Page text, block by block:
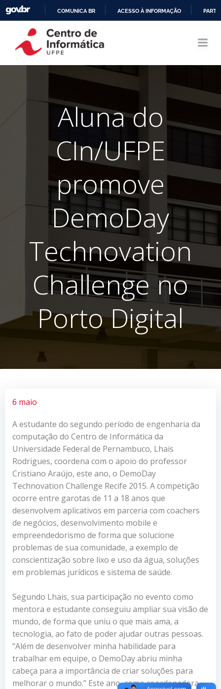
CONTEÚDO
COMUNICA BR ACESSO À INFORMAÇÃO
Aluna do
CIn/UFPE
promove
DemoDay
Technovation
Challenge no
Porto Digital
6 maio
A estudante do segundo período de engenharia da
computação do Centro de Informática da
Universidade Federal de Pernambuco, Lhais
Rodrigues, coordena com o apoio do professor
Cristiano Araújo, este ano, o DemoDay
Technovation Challenge Recife 2015. A competição
ocorre entre garotas de 11 a 18 anos que
desenvolvem aplicativos em parceria com coachers
de negócios, desenvolvimento mobile e
empreendedorismo de forma que solucione
problemas de sua comunidade, a exemplo de
conscientização sobre lixo e uso da água, soluções
em problemas jurídicos e sistema de saúde.
Segundo Lhais, sua participação no evento como
mentora e estudante conseguiu ampliar sua visão de
mundo, de forma que uniu o que mais ama, a
tecnologia, ao fato de poder ajudar outras pessoas.
“Além de desenvolver minha habilidade para
trabalhar em equipe, o DemoDay abriu minha
cabeça para a importância de criar soluções para
melhorar o mundo.” Este ano, como coordenadora